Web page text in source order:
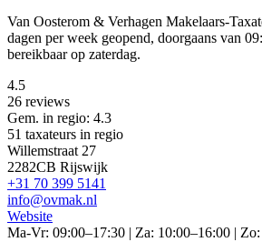
Van Oosterom & Verhagen Makelaars-
dagen per week geopend, doorgaans van
bereikbaar op zaterdag.
4.5
26 reviews
Gem. in regio: 4.3
51 taxateurs in regio
Willemstraat 27
2282CB Rijswijk
+31 70 399 5141
info@ovmak.nl
Website
Ma-Vr: 09:00–17:30 | Za: 10:00–16:00 | Zo: